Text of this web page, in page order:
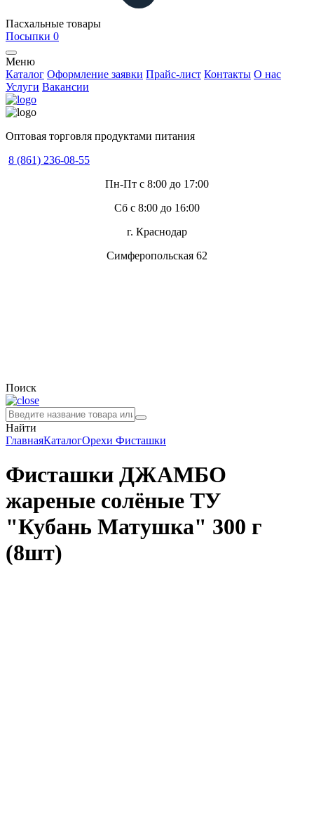
Пасхальные товары
Посыпки 0
Меню
Каталог Оформление заявки Прайс-лист Контакты О нас
Услуги Вакансии
Оптовая торговля продуктами питания
8 (861) 236-08-55
Пн-Пт с 8:00 до 17:00
Сб с 8:00 до 16:00
г. Краснодар
Симферопольская 62
Поиск
Найти
ГлавнаяКаталогОрехи Фисташки
Фисташки ДЖАМБО
жареные солёные ТУ
"Кубань Матушка" 300 г
(8шт)